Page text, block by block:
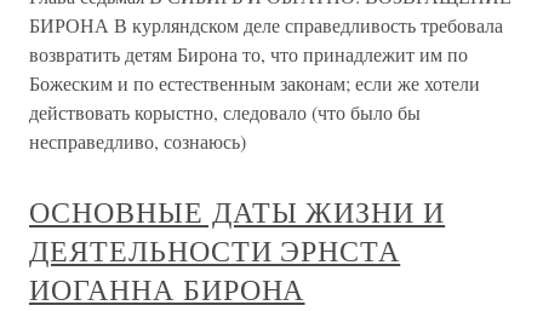
БИРОНА В курляндском деле справедливость требовала
возвратить детям Бирона то, что принадлежит им по
Божеским и по естественным законам; если же хотели
действовать корыстно, следовало (что было бы
несправедливо, сознаюсь)
ОСНОВНЫЕ ДАТЫ ЖИЗНИ И
ДЕЯТЕЛЬНОСТИ ЭРНСТА
ИОГАННА БИРОНА